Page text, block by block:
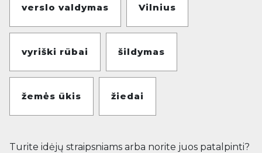
verslo valdymas Vilnius
vyriški rūbai šildymas
žemės ūkis žiedai
Turite idėjų straipsniams arba norite juos patalpinti?